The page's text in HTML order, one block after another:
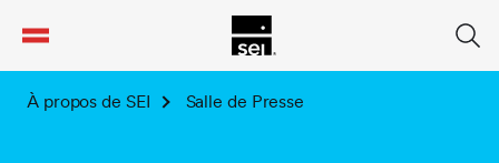
À propos de SEI Salle de Presse